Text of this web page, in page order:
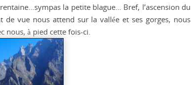
la petite blague… Bref, l’ascension du
vue nous attend sur la vallée et ses gorges, nous
nous, à pied cette fois-ci.